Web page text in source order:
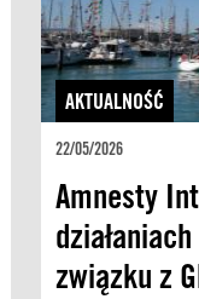
AKTUALNOŚĆ
22/05/2026
Amnesty
związku z